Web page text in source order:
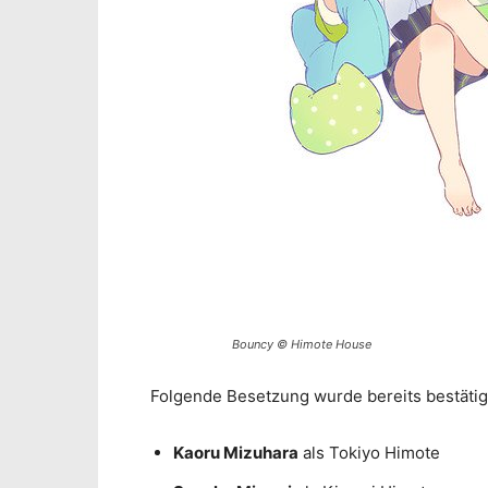
Bouncy © Himote House
Folgende Besetzung wurde bereits
Kaoru Mizuhara als Tokiyo Himote